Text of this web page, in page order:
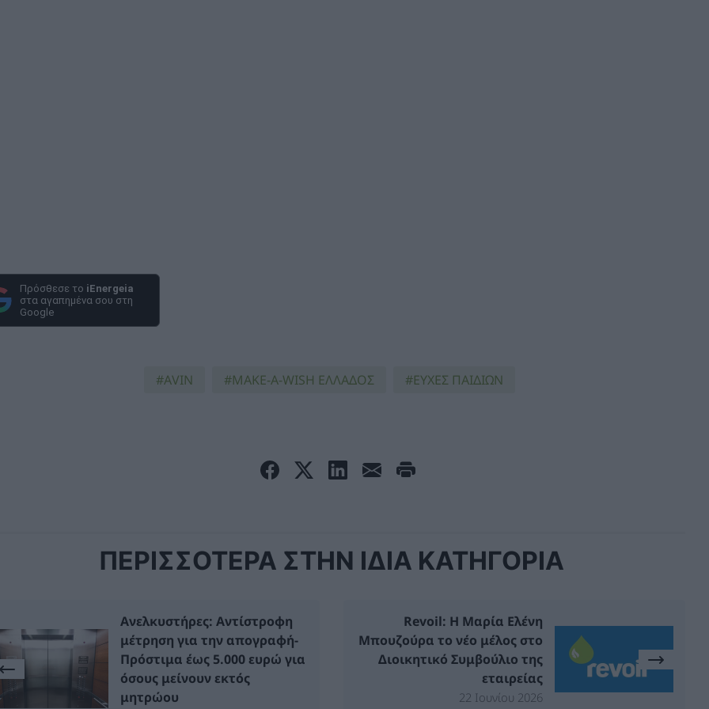
Πρόσθεσε το iEnergeia
στα αγαπημένα σου στη
Google
ΑVIN MAKE-A-WISH ΕΛΛΑΔΟΣ ΕΥΧΕΣ ΠΑΙΔΙΩΝ
ΠΕΡΙΣΣΟΤΕΡΑ ΣΤΗΝ ΙΔΙΑ ΚΑΤΗΓΟΡΙΑ
Ανελκυστήρες: Αντίστροφη
μέτρηση για την απογραφή-
Πρόστιμα έως 5.000 ευρώ για
όσους μείνουν εκτός
μητρώου
Revoil: Η Μαρία Ελένη
Μπουζούρα το νέο μέλος στο
Διοικητικό Συμβούλιο της
εταιρείας
22 Ιουνίου 2026